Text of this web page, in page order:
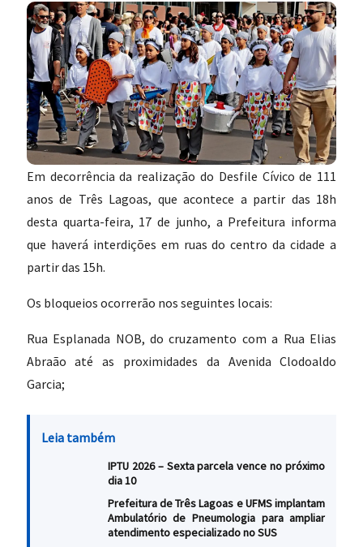
Em decorrência da realização do Desfile Cívico de 111
anos de Três Lagoas, que acontece a partir das 18h
desta quarta-feira, 17 de junho, a Prefeitura informa
que haverá interdições em ruas do centro da cidade a
partir das 15h.
Os bloqueios ocorrerão nos seguintes locais:
Rua Esplanada NOB, do cruzamento com a Rua Elias
Abraão até as proximidades da Avenida Clodoaldo
Garcia;
Leia também
IPTU 2026 – Sexta parcela vence no próximo
dia 10
Prefeitura de Três Lagoas e UFMS implantam
Ambulatório de Pneumologia para ampliar
atendimento especializado no SUS